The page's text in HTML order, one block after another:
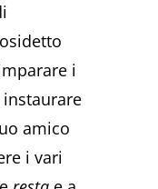
i
amico
i vari